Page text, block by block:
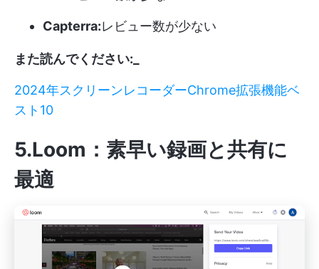
Capterra:レビュー数が少ない
また読んでください:_
2024年スクリーンレコーダーChrome拡張機能ベ
スト10
5.Loom：素早い録画と共有に
最適